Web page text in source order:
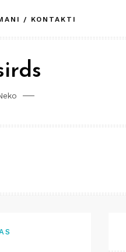
/ KONTAKTI